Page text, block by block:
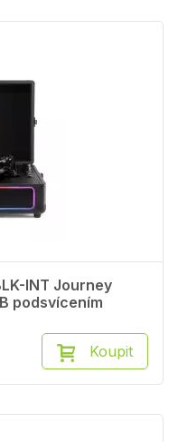
INT Journey
podsvícením
Koupit